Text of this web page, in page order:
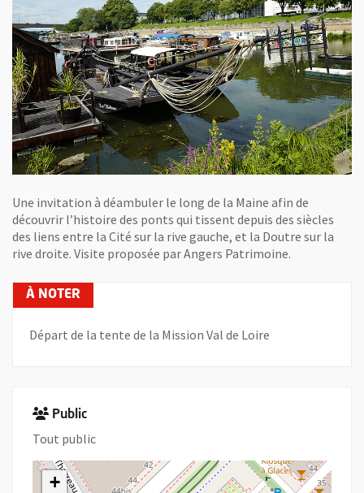
Une invitation à déambuler le long de la Maine afin de
découvrir l’histoire des ponts qui tissent depuis des siècles
des liens entre la Cité sur la rive gauche, et la Doutre sur la
rive droite. Visite proposée par Angers Patrimoine.
Départ de la tente de la Mission Val de Loire
Public
Tout public
+